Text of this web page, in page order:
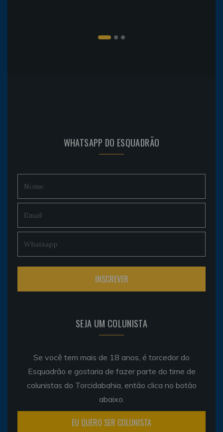
WHATSAPP DO ESQUADRÃO
SEJA UM COLUNISTA
Se você tem mais de 18 anos, é torcedor do
Esquadrão e gostaria de fazer parte do time de
colunistas do Torcidabahia, então clica no botão
abaixo.
EU QUERO SER COLUNISTA